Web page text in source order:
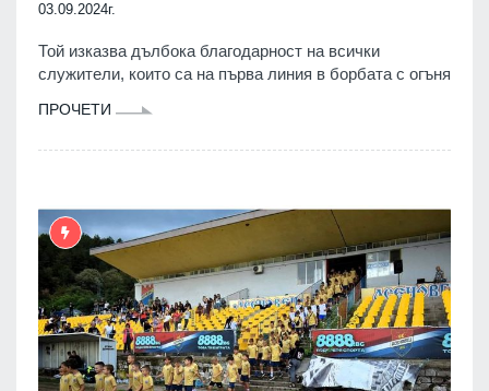
03.09.2024г.
Той изказва дълбока благодарност на всички
служители, които са на първа линия в борбата с огъня
ПРОЧЕТИ